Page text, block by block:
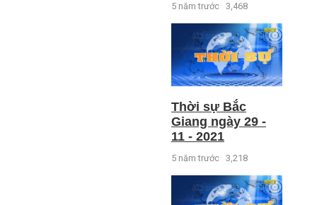
5 năm trước 3,468
Thời sự Bắc
Giang ngày 29 -
11 - 2021
5 năm trước 3,218